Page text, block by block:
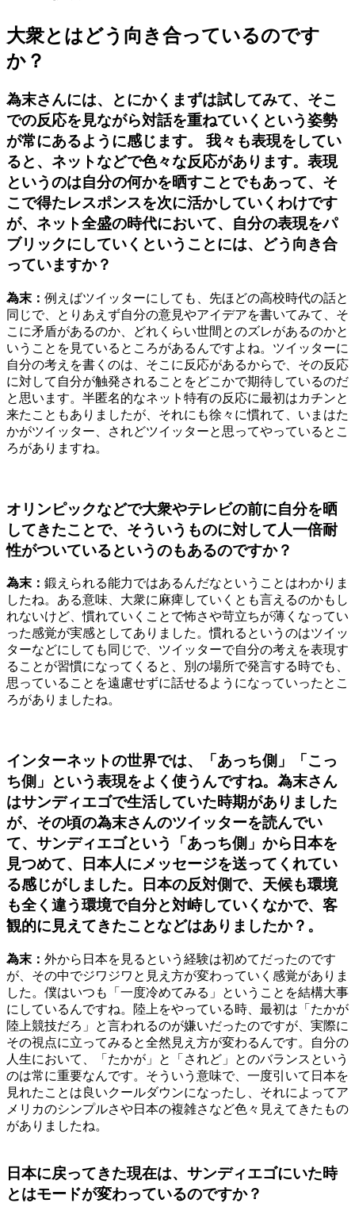
大衆とはどう向き合っているのです
か？
為末さんには、とにかくまずは試してみて、そこ
での反応を見ながら対話を重ねていくという姿勢
が常にあるように感じます。 我々も表現をしてい
ると、ネットなどで色々な反応があります。表現
というのは自分の何かを晒すことでもあって、そ
こで得たレスポンスを次に活かしていくわけです
が、ネット全盛の時代において、自分の表現をパ
ブリックにしていくということには、どう向き合
っていますか？
為末： 例えばツイッターにしても、先ほどの高校時代の話と
同じで、とりあえず自分の意見やアイデアを書いてみて、そ
こに矛盾があるのか、どれくらい世間とのズレがあるのかと
いうことを見ているところがあるんですよね。ツイッターに
自分の考えを書くのは、そこに反応があるからで、その反応
に対して自分が触発されることをどこかで期待しているのだ
と思います。半匿名的なネット特有の反応に最初はカチンと
来たこともありましたが、それにも徐々に慣れて、いまはた
かがツイッター、されどツイッターと思ってやっているとこ
ろがありますね。
オリンピックなどで大衆やテレビの前に自分を晒
してきたことで、そういうものに対して人一倍耐
性がついているというのもあるのですか？
為末： 鍛えられる能力ではあるんだなということはわかりま
したね。ある意味、大衆に麻痺していくとも言えるのかもし
れないけど、慣れていくことで怖さや苛立ちが薄くなってい
った感覚が実感としてありました。慣れるというのはツイッ
ターなどにしても同じで、ツイッターで自分の考えを表現す
ることが習慣になってくると、別の場所で発言する時でも、
思っていることを遠慮せずに話せるようになっていったとこ
ろがありましたね。
インターネットの世界では、「あっち側」「こっ
ち側」という表現をよく使うんですね。為末さん
はサンディエゴで生活していた時期がありました
が、その頃の為末さんのツイッターを読んでい
て、サンディエゴという「あっち側」から日本を
見つめて、日本人にメッセージを送ってくれてい
る感じがしました。日本の反対側で、天候も環境
も全く違う環境で自分と対峙していくなかで、客
観的に見えてきたことなどはありましたか？。
為末： 外から日本を見るという経験は初めてだったのです
が、その中でジワジワと見え方が変わっていく感覚がありま
した。僕はいつも「一度冷めてみる」ということを結構大事
にしているんですね。陸上をやっている時、最初は「たかが
陸上競技だろ」と言われるのが嫌いだったのですが、実際に
その視点に立ってみると全然見え方が変わるんです。自分の
人生において、「たかが」と「されど」とのバランスという
のは常に重要なんです。そういう意味で、一度引いて日本を
見れたことは良いクールダウンになったし、それによってア
メリカのシンプルさや日本の複雑さなど色々見えてきたもの
がありましたね。
日本に戻ってきた現在は、サンディエゴにいた時
とはモードが変わっているのですか？